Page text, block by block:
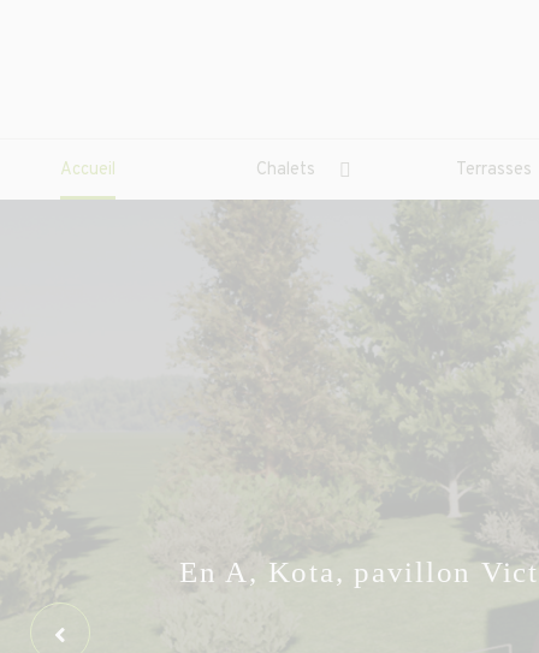
Accueil Chalets Terrasses
Previous Slide
En A, Kota, pavillon